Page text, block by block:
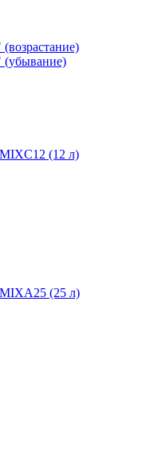
(убывание)
(12 л)
(25 л)